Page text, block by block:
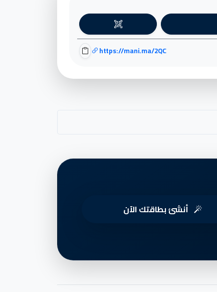
https://mani.ma/2QC
أنشئ بطاقتك الآن